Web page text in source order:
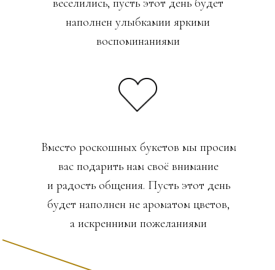
Вместо роскошных букетов мы просим
вас подарить нам своё внимание
и радость общения. Пусть этот день
будет наполнен не ароматом цветов,
а искренними пожеланиями
веселились, пусть этот день будет
наполнен улыбкамии яркими
воспоминаниями